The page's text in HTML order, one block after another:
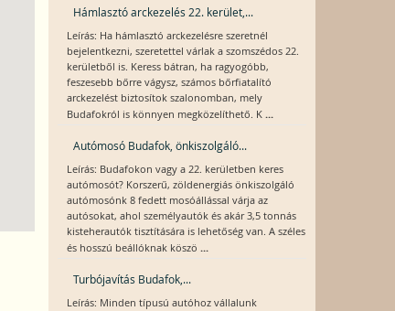
Hámlasztó arckezelés 22. kerület,...
Leírás: Ha hámlasztó arckezelésre szeretnél
bejelentkezni, szeretettel várlak a szomszédos 22.
kerületből is. Keress bátran, ha ragyogóbb,
feszesebb bőrre vágysz, számos bőrfiatalító
arckezelést biztosítok szalonomban, mely
Budafokról is könnyen megközelíthető. K ...
Autómosó Budafok, önkiszolgáló...
Leírás: Budafokon vagy a 22. kerületben keres
autómosót? Korszerű, zöldenergiás önkiszolgáló
autómosónk 8 fedett mosóállással várja az
autósokat, ahol személyautók és akár 3,5 tonnás
kisteherautók tisztítására is lehetőség van. A széles
és hosszú beállóknak köszö ...
Turbójavítás Budafok,...
Leírás: Minden típusú autóhoz vállalunk